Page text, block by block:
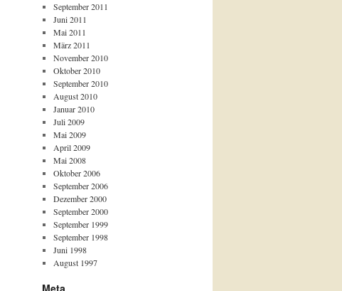
September 2011
Juni 2011
Mai 2011
März 2011
November 2010
Oktober 2010
September 2010
August 2010
Januar 2010
Juli 2009
Mai 2009
April 2009
Mai 2008
Oktober 2006
September 2006
Dezember 2000
September 2000
September 1999
September 1998
Juni 1998
August 1997
Meta